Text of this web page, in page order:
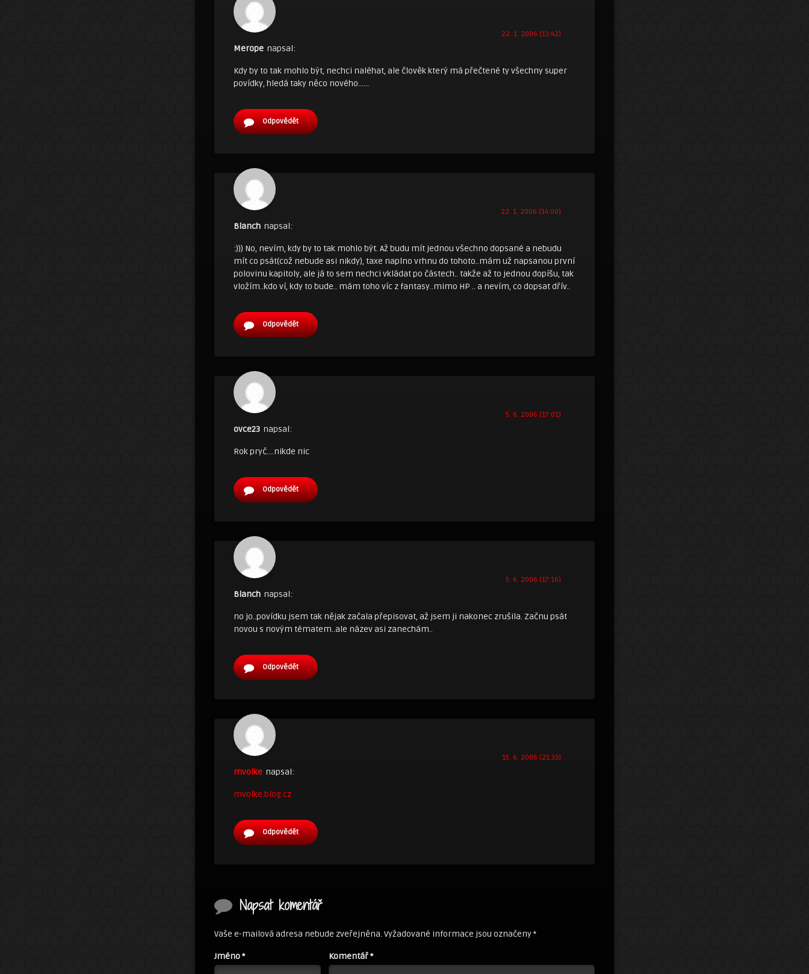
Merope napsal:
22. 1. 2006 (13:42)
Kdy by to tak mohlo být, nechci naléhat, ale člověk který má přečtené ty všechny super
povídky, hledá taky něco nového……
Odpovědět
Blanch napsal:
22. 1. 2006 (14:00)
:))) No, nevím, kdy by to tak mohlo být. Až budu mít jednou všechno dopsané a nebudu
mít co psát(což nebude asi nikdy), taxe naplno vrhnu do tohoto..mám už napsanou první
polovinu kapitoly, ale já to sem nechci vkládat po částech.. takže až to jednou dopíšu, tak
vložím..kdo ví, kdy to bude.. mám toho víc z fantasy..mimo HP .. a nevím, co dopsat dřív..
Odpovědět
ovce23 napsal:
5. 6. 2006 (17:01)
Rok pryč….nikde nic
Odpovědět
Blanch napsal:
5. 6. 2006 (17:16)
no jo..povídku jsem tak nějak začala přepisovat, až jsem ji nakonec zrušila. Začnu psát
novou s novým tématem..ale název asi zanechám..
Odpovědět
mvolke napsal:
15. 6. 2006 (21:33)
mvolke.blog.cz
Odpovědět
Napsat komentář
Vaše e-mailová adresa nebude zveřejněna. Vyžadované informace jsou označeny*
Komentář*
Jméno*